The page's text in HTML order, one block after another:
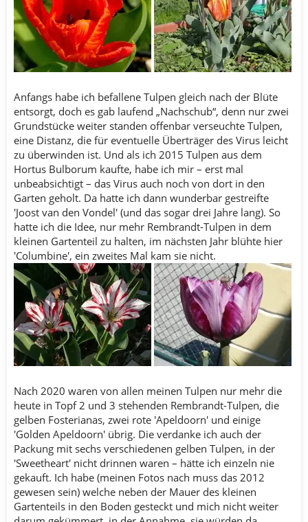
Anfangs habe ich befallene Tulpen gleich nach der Blüte
entsorgt, doch es gab laufend „Nachschub“, denn nur zwei
Grundstücke weiter standen offenbar verseuchte Tulpen,
eine Distanz, die für eventuelle Überträger des Virus leicht
zu überwinden ist. Und als ich 2015 Tulpen aus dem
Hortus Bulborum kaufte, habe ich mir – erst mal
unbeabsichtigt – das Virus auch noch von dort in den
Garten geholt. Da hatte ich dann wunderbar gestreifte
'Joost van den Vondel' (und das sogar drei Jahre lang). So
hatte ich die Idee, nur mehr Rembrandt-Tulpen in dem
kleinen Gartenteil zu halten, im nächsten Jahr blühte hier
'Columbine', ein zweites Mal kam sie nicht.
Nach 2020 waren von allen meinen Tulpen nur mehr die
heute in Topf 2 und 3 stehenden Rembrandt-Tulpen, die
gelben Fosterianas, zwei rote 'Apeldoorn' und einige
'Golden Apeldoorn' übrig. Die verdanke ich auch der
Packung mit sechs verschiedenen gelben Tulpen, in der
'Sweetheart' nicht drinnen waren – hätte ich einzeln nie
gekauft. Ich habe (meinen Fotos nach muss das 2012
gewesen sein) welche neben der Mauer des kleinen
Gartenteils in den Boden gesteckt und mich nicht weiter